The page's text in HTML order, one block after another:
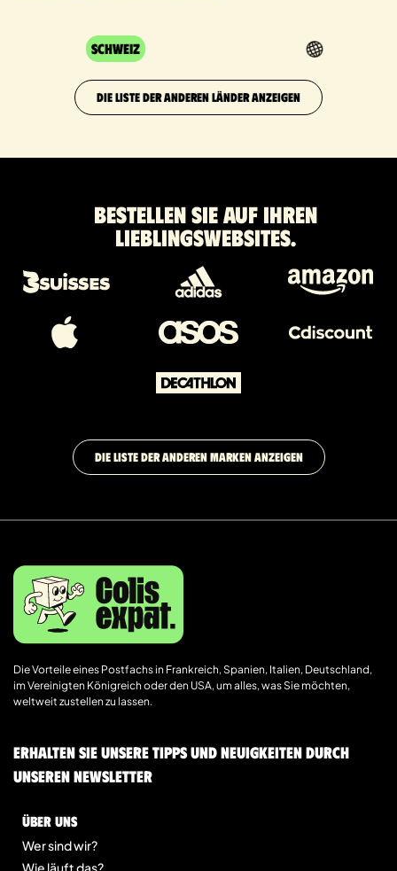
Schweiz
DIE LISTE DER ANDEREN LÄNDER ANZEIGEN
Bestellen Sie auf Ihren
Lieblingswebsites.
DIE LISTE DER ANDEREN MARKEN ANZEIGEN
Die Vorteile eines Postfachs in Frankreich, Spanien, Italien, Deutschland,
im Vereinigten Königreich oder den USA, um alles, was Sie möchten,
weltweit zustellen zu lassen.
Erhalten Sie unsere Tipps und Neuigkeiten durch
unseren Newsletter
Über uns
Wer sind wir?
Wie läuft das?